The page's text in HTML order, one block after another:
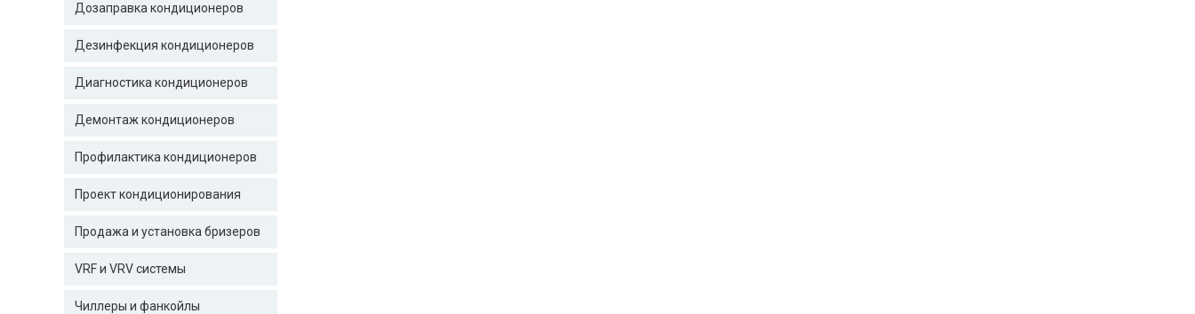
Дозаправка кондиционеров
Дезинфекция кондиционеров
Диагностика кондиционеров
Демонтаж кондиционеров
Профилактика кондиционеров
Проект кондиционирования
Продажа и установка бризеров
VRF и VRV системы
Чиллеры и фанкойлы